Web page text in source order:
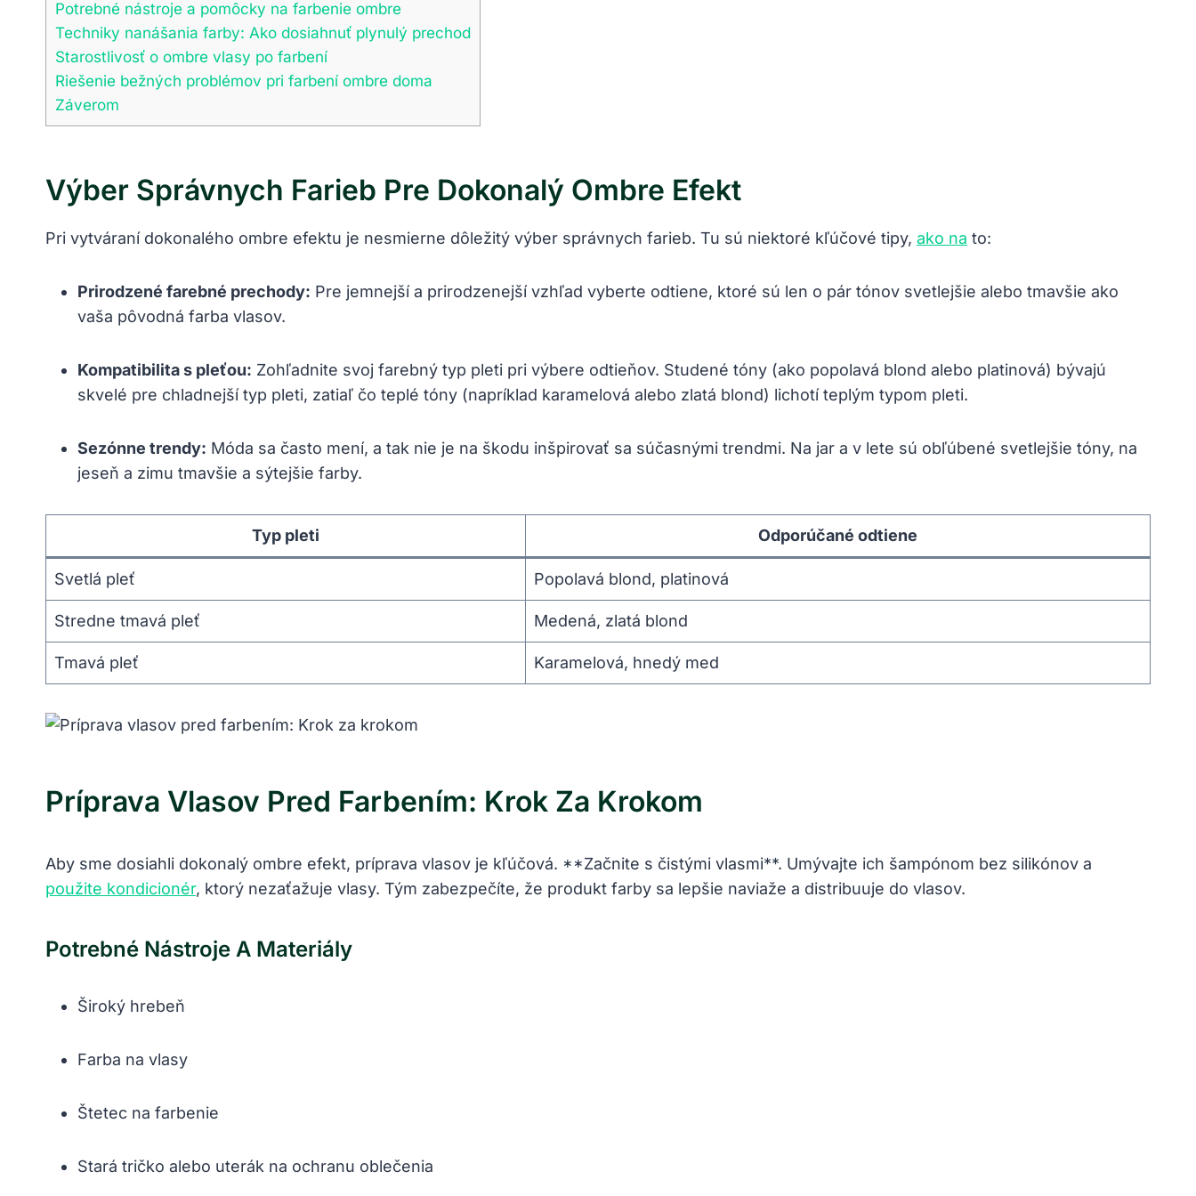
Potrebné nástroje a pomôcky na farbenie ombre
Techniky nanášania farby: Ako dosiahnuť plynulý prechod
Starostlivosť o ombre vlasy po farbení
Riešenie bežných problémov pri farbení ombre doma
Záverom
Výber Správnych Farieb Pre Dokonalý Ombre Efekt
Pri vytváraní dokonalého ombre efektu je nesmierne dôležitý výber správnych farieb. Tu sú niektoré kľúčové tipy, ako na to:
Prirodzené farebné prechody: Pre jemnejší a prirodzenejší vzhľad vyberte odtiene, ktoré sú len o pár tónov svetlejšie alebo tmavšie ako
vaša pôvodná farba vlasov.
Kompatibilita s pleťou: Zohľadnite svoj farebný typ pleti pri výbere odtieňov. Studené tóny (ako popolavá blond alebo platinová) bývajú
skvelé pre chladnejší typ pleti, zatiaľ čo teplé tóny (napríklad karamelová alebo zlatá blond) lichotí teplým typom pleti.
Sezónne trendy: Móda sa často mení, a tak nie je na škodu inšpirovať sa súčasnými trendmi. Na jar a v lete sú obľúbené svetlejšie tóny, na
jeseň a zimu tmavšie a sýtejšie farby.
Typ pleti Odporúčané odtiene
Svetlá pleť Popolavá blond, platinová
Stredne tmavá pleť Medená, zlatá blond
Tmavá pleť Karamelová, hnedý med
Príprava Vlasov Pred Farbením: Krok Za Krokom
Aby sme dosiahli dokonalý ombre efekt, príprava vlasov je kľúčová. **Začnite s čistými vlasmi**. Umývajte ich šampónom bez silikónov a
použite kondicionér, ktorý nezaťažuje vlasy. Tým zabezpečíte, že produkt farby sa lepšie naviaže a distribuuje do vlasov.
Potrebné Nástroje A Materiály
Široký hrebeň
Farba na vlasy
Štetec na farbenie
Stará tričko alebo uterák na ochranu oblečenia